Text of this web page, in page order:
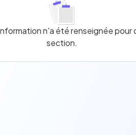
n'a été renseignée pour
section.